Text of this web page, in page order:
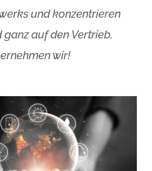
und konzentrieren
ganz auf den Vertrieb.
wir!